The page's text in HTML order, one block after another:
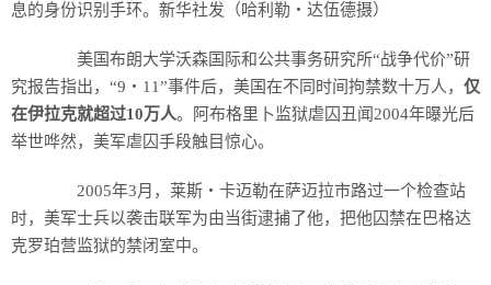
息的身份识别手环。新华社发（哈利勒・达伍德摄）
美国布朗大学沃森国际和公共事务研究所“战争代价”研
究报告指出，“9・11”事件后，美国在不同时间拘禁数十万人， 仅
在伊拉克就超过10万人。阿布格里卜监狱虐囚丑闻2004年曝光后
举世哗然，美军虐囚手段触目惊心。
2005年3月，莱斯・卡迈勒在萨迈拉市路过一个检查站
时，美军士兵以袭击联军为由当街逮捕了他，把他囚禁在巴格达
克罗珀营监狱的禁闭室中。